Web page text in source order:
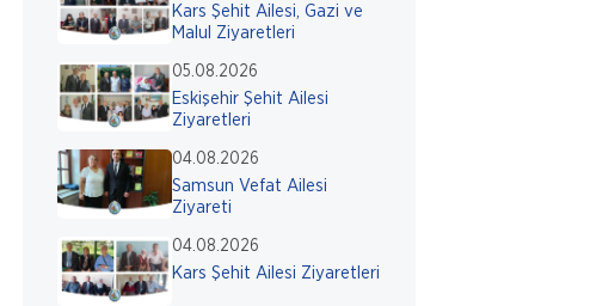
Kars Şehit Ailesi, Gazi ve
Malul Ziyaretleri
05.08.2026
Eskişehir Şehit Ailesi
Ziyaretleri
04.08.2026
Samsun Vefat Ailesi
Ziyareti
04.08.2026
Kars Şehit Ailesi Ziyaretleri